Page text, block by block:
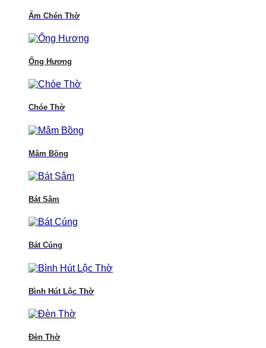
Ấm Chén Thờ
Ống Hương
Chóe Thờ
Mâm Bồng
Bát Sâm
Bát Cúng
Bình Hút Lộc Thờ
Đèn Thờ